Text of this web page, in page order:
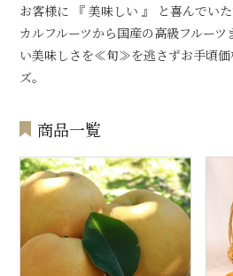
お客様に 『 美味しい 』 と喜んでい
カルフルーツから国産の高級フルー
い美味しさを≪旬≫を逃さずお手頃価
ズ。
商品一覧